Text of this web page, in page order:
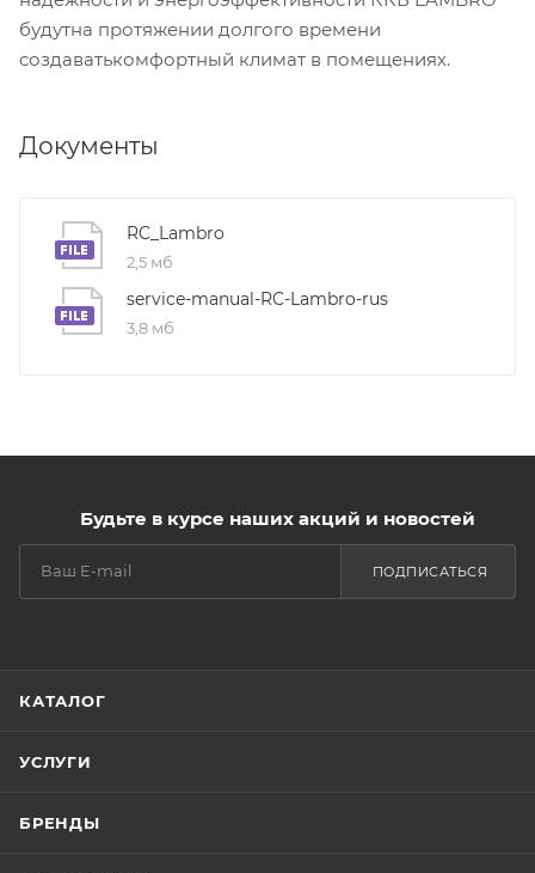
будутна протяжении долгого времени
создаватькомфортный климат в помещениях.
Документы
RC_Lambro
2,5 мб
service-manual-RC-Lambro-rus
3,8 мб
Будьте в курсе наших акций и новостей
ПОДПИСАТЬСЯ
КАТАЛОГ
УСЛУГИ
БРЕНДЫ